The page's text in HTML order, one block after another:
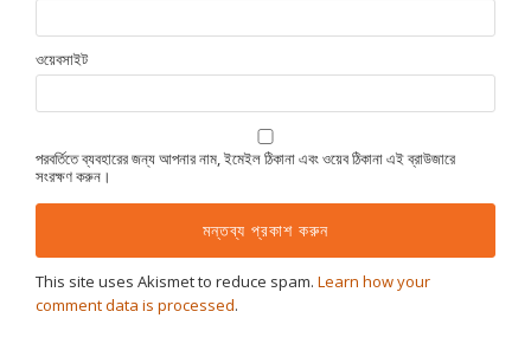
ওয়েবসাইট
পরবর্তিতে ব্যবহারের জন্য আপনার নাম, ইমেইল ঠিকানা এবং ওয়েব ঠিকানা এই ব্রাউজারে
সংরক্ষণ করুন।
This site uses Akismet to reduce spam. Learn how your
comment data is processed.